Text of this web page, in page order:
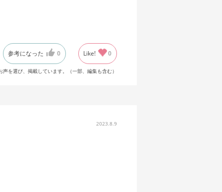
参考になった 0 Like! 0
を選び、掲載しています。（一部、編集も含む）
2023.8.9